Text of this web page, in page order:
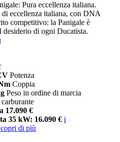
Pura eccellenza italiana.
di eccellenza italiana, con DNA
competitivo: la Panigale è
desiderio di ogni Ducatista.
Potenza
Coppia
Peso in ordine di marcia
carburante
17.090 €
35 kW: 16.090 € i
di più